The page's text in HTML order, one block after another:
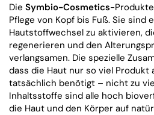
Die Symbio-Cosmetics-
Pflege von Kopf bis Fuß. Sie sind
Hautstoffwechsel zu aktivieren,
regenerieren und den
verlangsamen. Die spezielle
dass die Haut nur so viel Produkt
tatsächlich benötigt – nicht zu
Inhaltsstoffe sind alle hoch
die Haut und den Körper auf